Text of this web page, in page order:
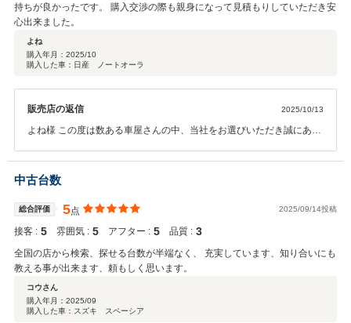
持ちが良かったです。 購入交渉の際も親身になって見積もりしていただき安
心出来ました。
よね
購入年月： 2025/10
購入した車：日産 ノートオーラ
販売店の返信 2025/10/13
よね様 この度は数ある車屋さんの中、当社をお選びいただき誠にあり
後とも末永いお付き合いを何卒宜しくお願い申し上げます。
中古台数
総合評価 5点 2025/09/14投稿
接客 : 5 雰囲気 : 5 アフター : 5 品質 : 3
全国の店から検索、探せる台数が半端なく、 充実しています、知り合いにも
教える事が出来ます、頼もしく思います。
コウさん
購入年月： 2025/09
購入した車：スズキ スペーシア